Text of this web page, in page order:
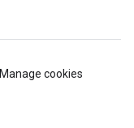
Manage cookies